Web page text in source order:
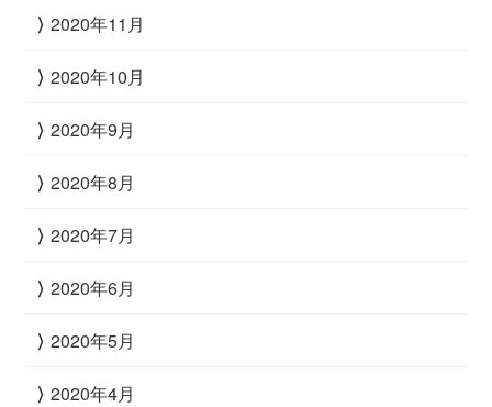
2020年11月
2020年10月
2020年9月
2020年8月
2020年7月
2020年6月
2020年5月
2020年4月